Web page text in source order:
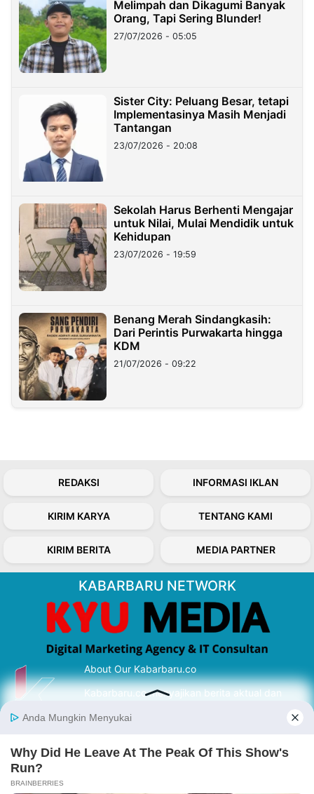
Melimpah dan Dikagumi Banyak
Orang, Tapi Sering Blunder!
27/07/2026 - 05:05
Sister City: Peluang Besar, tetapi
Implementasinya Masih Menjadi
Tantangan
23/07/2026 - 20:08
Sekolah Harus Berhenti Mengajar
untuk Nilai, Mulai Mendidik untuk
Kehidupan
23/07/2026 - 19:59
Benang Merah Sindangkasih:
Dari Perintis Purwakarta hingga
KDM
21/07/2026 - 09:22
REDAKSI INFORMASI IKLAN
KIRIM KARYA TENTANG KAMI
KIRIM BERITA MEDIA PARTNER
KABARBARU NETWORK
About Our Kabarbaru.co
Kabarbaru.co menyajikan berita aktual dan
serta terverifikasi dari sumber yang tepat.
Follow Kabarbaru